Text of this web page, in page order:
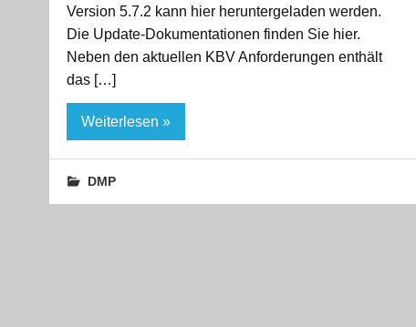
Version 5.7.2 kann hier heruntergeladen werden.
Die Update-Dokumentationen finden Sie hier.
Neben den aktuellen KBV Anforderungen enthält
das […]
Weiterlesen »
DMP